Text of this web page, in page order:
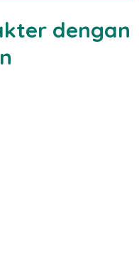
dengan